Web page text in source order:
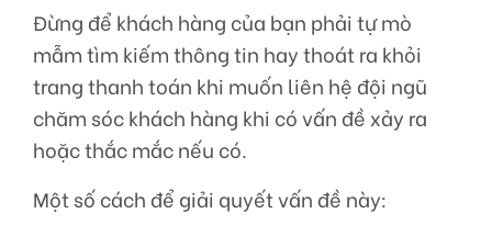
Đừng để khách hàng của bạn phải tự mò
mẫm tìm kiếm thông tin hay thoát ra khỏi
trang thanh toán khi muốn liên hệ đội ngũ
chăm sóc khách hàng khi có vấn đề xảy ra
hoặc thắc mắc nếu có.
Một số cách để giải quyết vấn đề này: